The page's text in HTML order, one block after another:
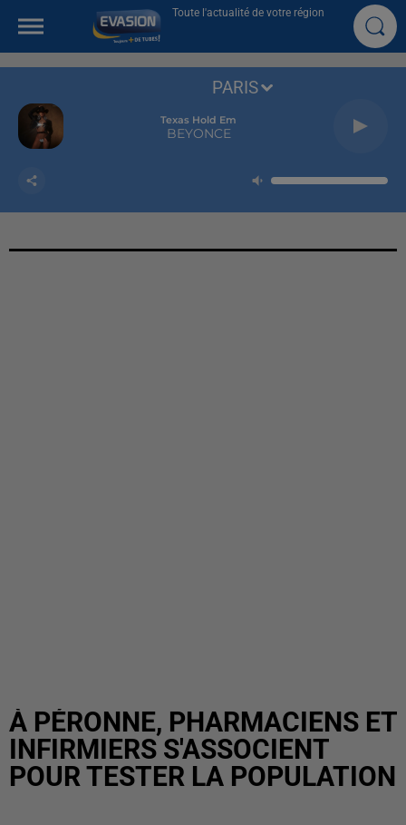
Toute l'actualité de votre région
Texas Hold Em
BEYONCE
PARIS
À PÉRONNE, PHARMACIENS ET
INFIRMIERS S'ASSOCIENT
POUR TESTER LA POPULATION